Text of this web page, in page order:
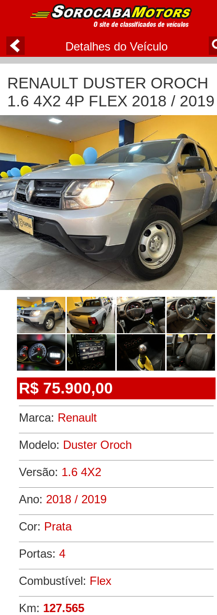
Detalhes do Veículo
RENAULT DUSTER OROCH
1.6 4X2 4P FLEX 2018 / 2019
R$ 75.900,00
Marca: Renault
Modelo: Duster Oroch
Versão: 1.6 4X2
Ano: 2018 / 2019
Cor: Prata
Portas: 4
Combustível: Flex
Km: 127.565